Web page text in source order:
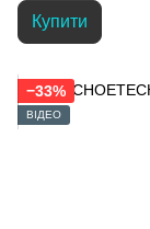
Купити
−33%
ВІДЕО